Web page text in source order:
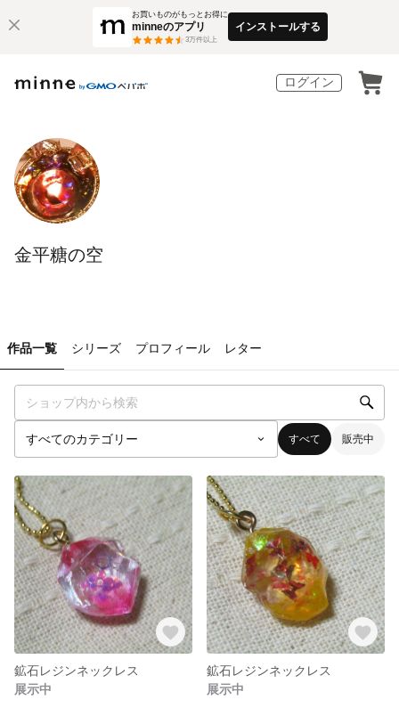
お買いものがもっとお得に
minneのアプリ
3万件以上
インストールする
ログイン
金平糖の空
作品一覧 シリーズ プロフィール レター
すべて 販売中
鉱石レジンネックレス
展示中
鉱石レジンネックレス
展示中